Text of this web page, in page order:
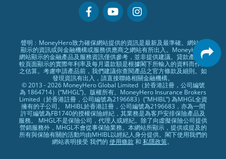
專欄文章
常見問題
條款及細則
編輯守則
廣告合作
廣告政策
私隱政策
加入我們
媒體報導
聲明﹕MoneyHero致力確保網站提供的資訊是最新及最準確。網站所
顯示的資訊或與金融機構或服務供應商之網站有所出入。MoneyHero
網站顯示的金融產品及服務資訊僅供參考，並非提供建議。貸款產品比
較頁面顯示的實際年利率及每月還款額是根據閣下所輸入的資料而作出
之估算。考慮申請產品前，我們建議你查閱產品之官方條款及細則。如
發現資訊有出入，請直接聯絡相關金融機構。
© 2013 - 2026 MoneyHero Global Limited（於香港註冊，公司編號
為 1864714）(“MHGL”)。版權所有。MoneyHero Insurance Brokers
Limited（於香港註冊，公司編號為2196683）(”MHIBL”) 為MHGL全資
擁有的子公司。 MHIBL於香港註冊，公司編號為2196683，亦為一間
許可編號為FB1740的授權保險經紀，其業務是為客戶安排保險產品及
服務。 MHGL不是保險公司，代理人或經紀。除了向虛擬保險公司提供
營銷服務外，MHGL不會從事保險業務。本網站所顯示，提供或提及的
所有與保險有關的活動均由MHIBL以經紀人身分提供。閣下使用我們的
網站表明接受 我們的 使用條款 和 私隱政策。